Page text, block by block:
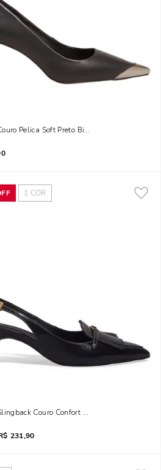
Pelica Soft Preto Bico Fino Metal
1 COR
Couro Confort Preto
231,90